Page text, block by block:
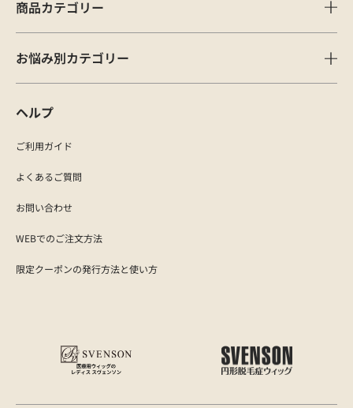
商品カテゴリー
お悩み別カテゴリー
ヘルプ
ご利用ガイド
よくあるご質問
お問い合わせ
WEBでのご注文方法
限定クーポンの発行方法と使い方